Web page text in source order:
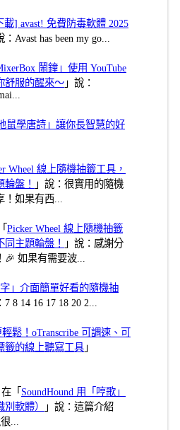
載] avast! 免費防毒軟體 2025
：Avast has been my go...
鬧鐘」使用 YouTube
舒服的醒來～ 」說：
鼠學唐詩」讓你長智慧的好
Wheel 線上隨機抽籤工具，
盤！
」說：很實用的隨機
如果有西...
Picker Wheel 線上隨機抽籤
主題輪盤！
」說：感謝分
如果有需要波...
字」介面簡單好看的隨機抽
7 8 14 16 17 18 20 2...
鬆！oTranscribe 可調速、可
籤的線上聽寫工具 」
在「 SoundHound 用「哼歌」
軟體）
」說：這篇介紹
...